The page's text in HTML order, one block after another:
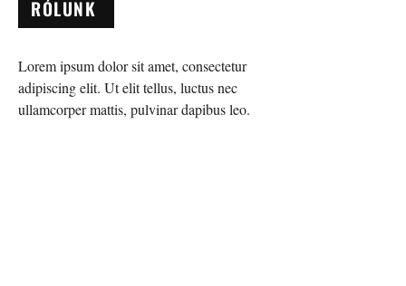
RÓLUNK
Lorem ipsum dolor sit amet, consectetur
adipiscing elit. Ut elit tellus, luctus nec
ullamcorper mattis, pulvinar dapibus leo.